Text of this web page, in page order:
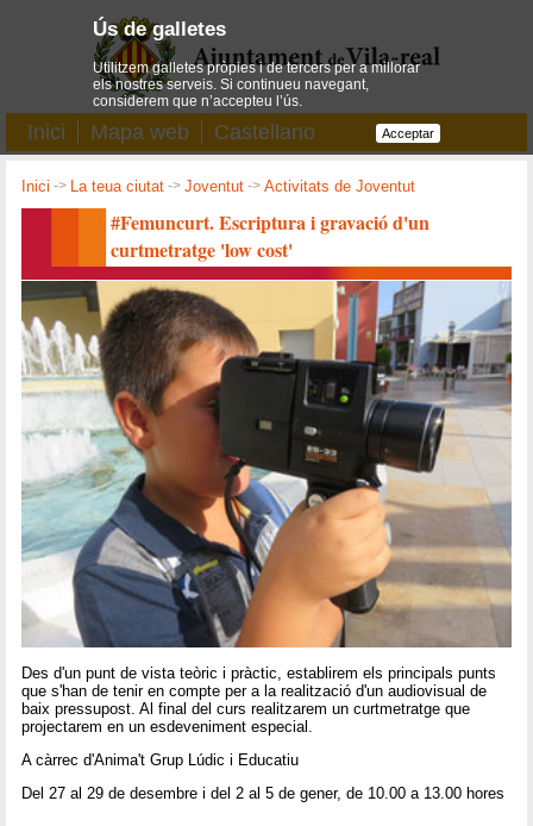
Inici Mapa web Castellano
Inici -> La teua ciutat ->Joventut ->Activitats de Joventut
#Femuncurt. Escriptura i gravació d'un
curtmetratge 'low cost'
Des d'un punt de vista teòric i pràctic, establirem els principals punts
que s'han de tenir en compte per a la realització d'un audiovisual de
baix pressupost. Al final del curs realitzarem un curtmetratge que
projectarem en un esdeveniment especial.
A càrrec d'Anima't Grup Lúdic i Educatiu
Del 27 al 29 de desembre i del 2 al 5 de gener, de 10.00 a 13.00 hores
Ús de galletes
Utilitzem galletes pròpies i de tercers per a millorar
els nostres serveis. Si continueu navegant,
considerem que n’accepteu l’ús.
Acceptar